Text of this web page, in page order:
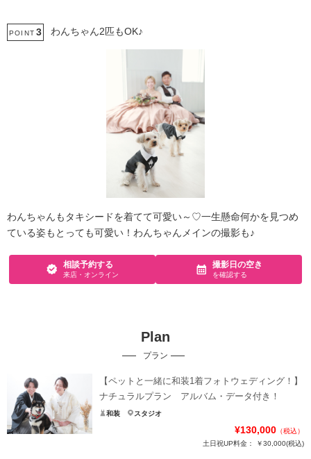
POINT 3 わんちゃん2匹もOK♪
わんちゃんもタキシードを着てて可愛い～♡一生懸命何かを見つめ
ている姿もとっても可愛い！わんちゃんメインの撮影も♪
相談予約する
来店・オンライン
撮影日の空き
を確認する
Plan
プラン
【ペットと一緒に和装1着フォトウェディング！】
ナチュラルプラン アルバム・データ付き！
和装 スタジオ
¥130,000 （税込）
土日祝UP料金：
￥30,000(税込)